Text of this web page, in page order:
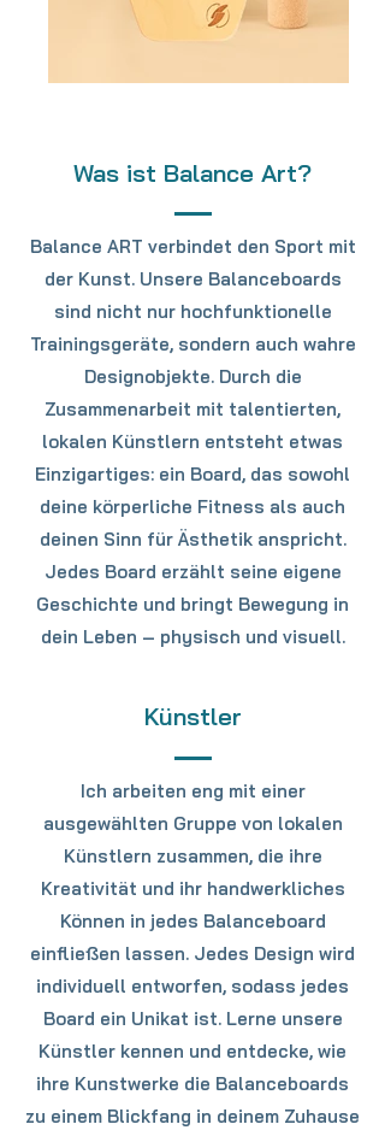
Was ist Balance Art?
Balance ART verbindet den Sport mit
der Kunst. Unsere Balanceboards
sind nicht nur hochfunktionelle
Trainingsgeräte, sondern auch wahre
Designobjekte. Durch die
Zusammenarbeit mit talentierten,
lokalen Künstlern entsteht etwas
Einzigartiges: ein Board, das sowohl
deine körperliche Fitness als auch
deinen Sinn für Ästhetik anspricht.
Jedes Board erzählt seine eigene
Geschichte und bringt Bewegung in
dein Leben – physisch und visuell.
Künstler
Ich arbeiten eng mit einer
ausgewählten Gruppe von lokalen
Künstlern zusammen, die ihre
Kreativität und ihr handwerkliches
Können in jedes Balanceboard
einfließen lassen. Jedes Design wird
individuell entworfen, sodass jedes
Board ein Unikat ist. Lerne unsere
Künstler kennen und entdecke, wie
ihre Kunstwerke die Balanceboards
zu einem Blickfang in deinem Zuhause